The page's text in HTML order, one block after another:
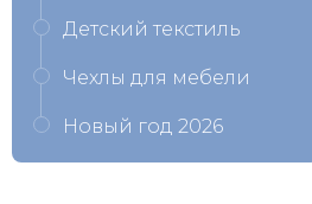
Детский текстиль
Чехлы для мебели
Новый год 2026